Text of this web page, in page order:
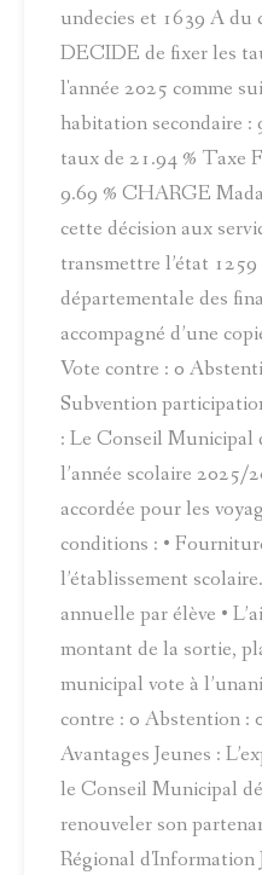
undecies et 1639 A du
DECIDE de fixer les
l'année 2025 comme
habitation secondaire :
taux de 21.94 % Taxe
9.69 % CHARGE
cette décision aux
transmettre l’état
départementale des
accompagné d’une
Vote contre : 0
Subvention
: Le Conseil Municipal
l’année scolaire 2025/
accordée pour les
conditions : •
l’établissement
annuelle par élève •
montant de la sortie,
municipal vote à
contre : 0 Abstention :
Avantages Jeunes :
le Conseil Municipal
renouveler son
Régional d'Information